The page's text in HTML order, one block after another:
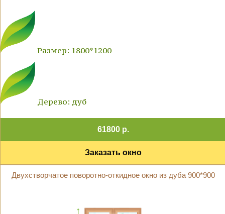
Размер: 1800*1200
Дерево: дуб
61800 р.
Заказать окно
Двухстворчатое поворотно-откидное окно из дуба 900*900